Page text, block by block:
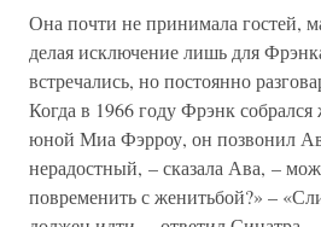
Она почти не принимала гостей,
делая исключение лишь для
встречались, но постоянно
Когда в 1966 году Фрэнк собрался
юной Миа Фэрроу, он позвонил
нерадостный, – сказала Ава, –
повременить с женитьбой?» –